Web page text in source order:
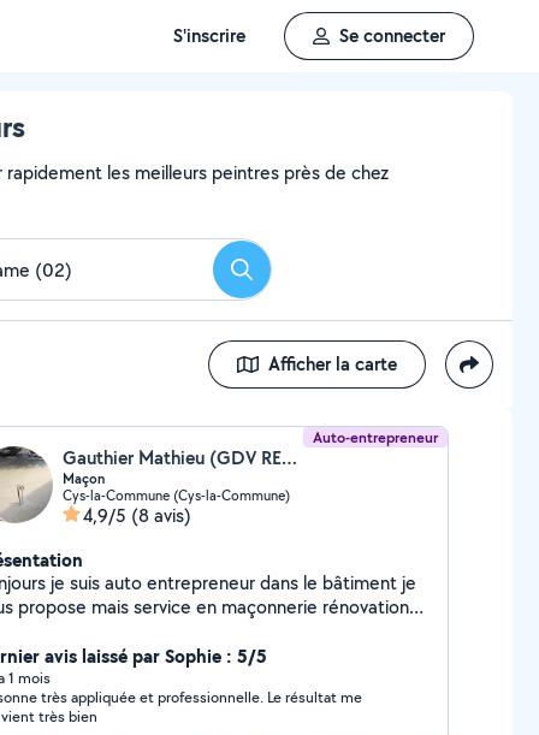
S'inscrire Se connecter
les meilleurs peintres près de chez
Rechercher
Afficher la carte
Auto-entrepreneur
Gauthier Mathieu (GDV RENOVATION)
Maçon
Cys-la-Commune (Cys-la-Commune)
4,9/5 (8 avis)
dans le bâtiment je
propose mais service en maçonnerie rénovation
avis laissé par Sophie : 5/5
1 mois
très appliquée et professionnelle. Le résultat me
très bien